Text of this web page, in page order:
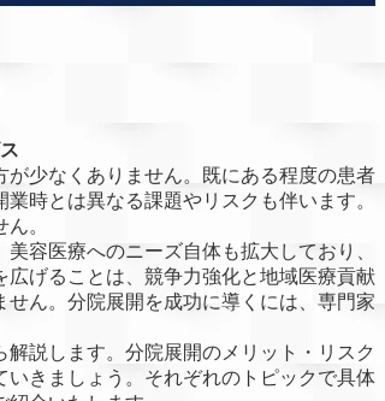
が少なくありません。既にある程度の患者
時とは異なる課題やリスクも伴います。
。
容医療へのニーズ自体も拡大しており、
げることは、競争力強化と地域医療貢献
ん。分院展開を成功に導くには、専門家
解説します。分院展開のメリット・リスク
きましょう。それぞれのトピックで具体